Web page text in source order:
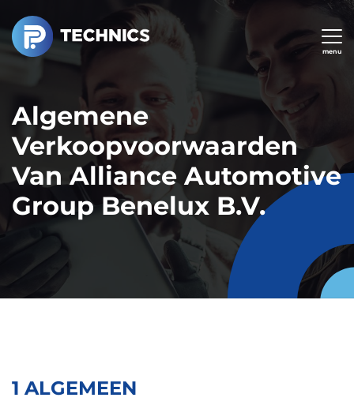
en
naar
gaan
menu
Algemene
Verkoopvoorwaarden
Van Alliance Automotive
Group Benelux B.V.
1 ALGEMEEN